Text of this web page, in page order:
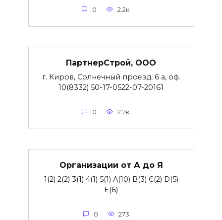
0 2.2к.
ПартнерСтрой, ООО
г. Киров, Солнечный проезд, 6 а, оф.
10(8332) 50-17-0522-07-20161
0 2.2к.
Организации от А до Я
1(2) 2(2) 3(1) 4(1) 5(1) A(10) B(3) C(2) D(5)
E(6)
0 273